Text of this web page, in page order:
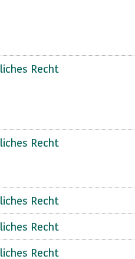
Recht
Recht
Recht
Recht
Recht